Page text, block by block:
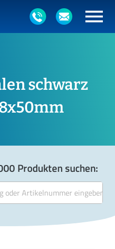
schwarz
Produkten suchen: